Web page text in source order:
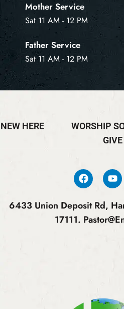
Mother Service
Sat 11 AM - 12 PM
Father Service
Sat 11 AM - 12 PM
NEW HERE WORSHIP
GIVE
6433 Union Deposit Rd,
17111.